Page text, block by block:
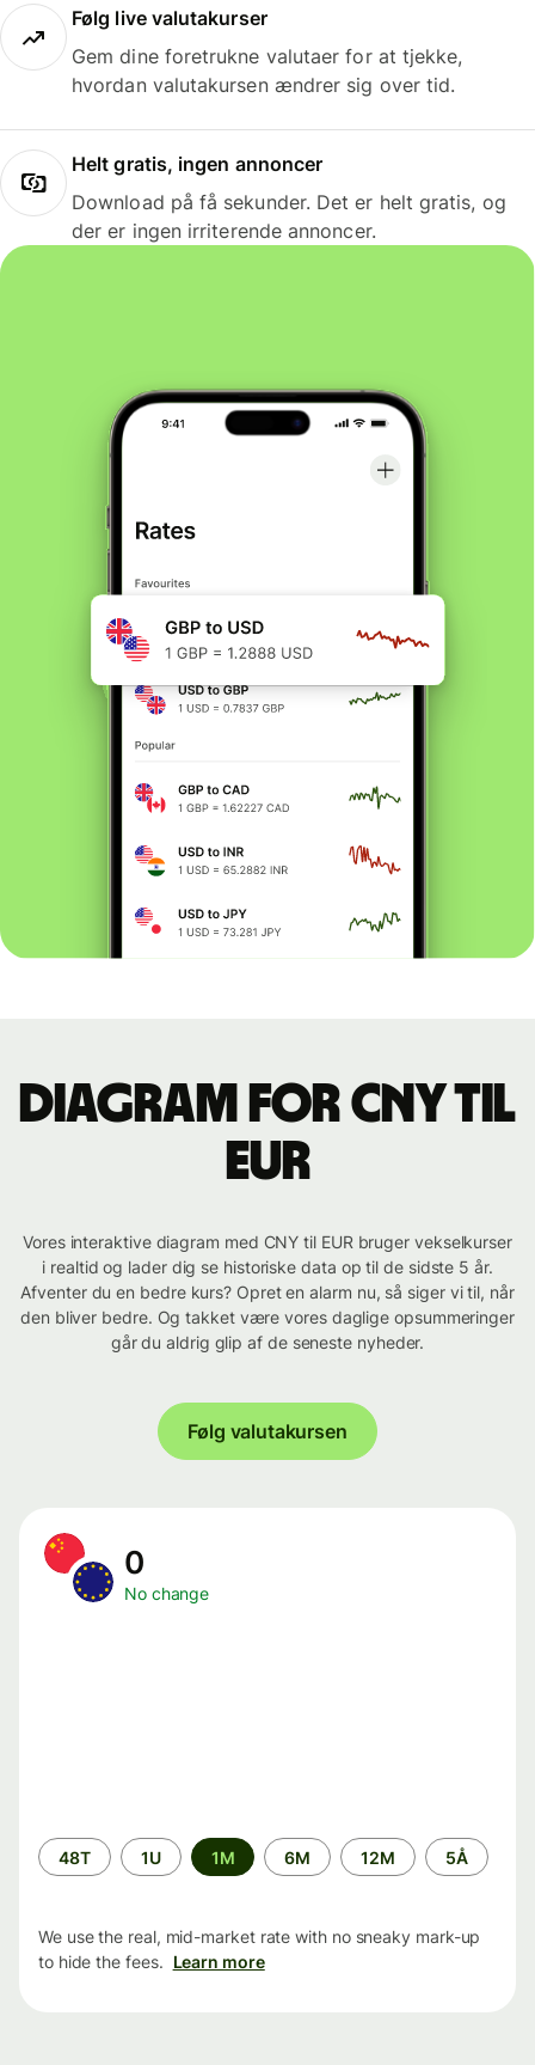
Følg live valutakurser
Gem dine foretrukne valutaer for at tjekke,
hvordan valutakursen ændrer sig over tid.
Helt gratis, ingen annoncer
Download på få sekunder. Det er helt gratis, og
der er ingen irriterende annoncer.
Diagram for CNY til
EUR
Vores interaktive diagram med CNY til EUR bruger vekselkurser
i realtid og lader dig se historiske data op til de sidste 5 år.
Afventer du en bedre kurs? Opret en alarm nu, så siger vi til, når
den bliver bedre. Og takket være vores daglige opsummeringer
går du aldrig glip af de seneste nyheder.
Følg valutakursen
0
No change
Time
period
48T 1U 1M 6M 12M 5Å
We use the real, mid-market rate with no sneaky mark-up
to hide the fees. Learn more